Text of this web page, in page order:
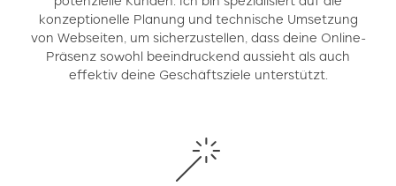
konzeptionelle Planung und technische Umsetzung
von Webseiten, um sicherzustellen, dass deine Online-
Präsenz sowohl beeindruckend aussieht als auch
effektiv deine Geschäftsziele unterstützt.